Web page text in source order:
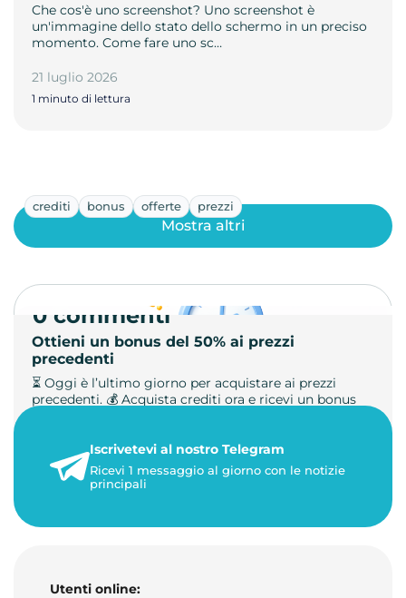
Che cos'è uno screenshot? Uno screenshot è
un'immagine dello stato dello schermo in un preciso
momento. Come fare uno sc…
21 luglio 2026
1 minuto di lettura
crediti bonus offerte prezzi
Ottieni un bonus del 50% ai prezzi
precedenti
⏳ Oggi è l’ultimo giorno per acquistare ai prezzi
precedenti. 💰 Acquista crediti ora e ricevi un bonus
23 maggio 2026
1 minuto di lettura
Mostra altri
0 commenti
Iscrivetevi al nostro Telegram
Ricevi 1 messaggio al giorno con le notizie
principali
Utenti online: